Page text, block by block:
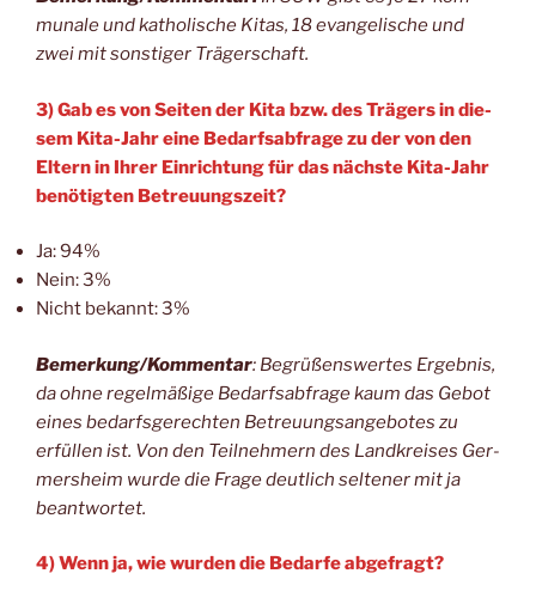
mu­na­le und katho­li­sche Kitas, 18 evan­ge­li­sche und
zwei mit sons­ti­ger Trägerschaft.
3) Gab es von Sei­ten der Kita bzw. des Trä­gers in die­
sem Kita-Jahr eine Bedarfs­ab­fra­ge zu der von den
Eltern in Ihrer Ein­rich­tung für das nächs­te Kita-Jahr
benö­tig­ten Betreuungszeit?
Ja: 94%
Nein: 3%
Nicht bekannt: 3%
Bemerkung/Kommentar: Begrü­ßens­wer­tes Ergeb­nis,
da ohne regel­mä­ßi­ge Bedarfs­ab­fra­ge kaum das Gebot
eines bedarfs­ge­rech­ten Betreu­ungs­an­ge­bo­tes zu
erfül­len ist. Von den Teil­neh­mern des Land­krei­ses Ger­
mers­heim wur­de die Fra­ge deut­lich sel­te­ner mit ja
beantwortet.
4) Wenn ja, wie wur­den die Bedar­fe abgefragt?